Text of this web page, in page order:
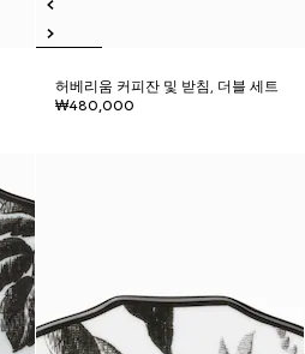
허베리움 커피잔 및 받침, 더블 세트
₩480,000